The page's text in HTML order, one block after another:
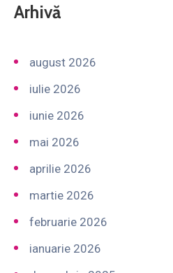
Arhivă
august 2026
iulie 2026
iunie 2026
mai 2026
aprilie 2026
martie 2026
februarie 2026
ianuarie 2026